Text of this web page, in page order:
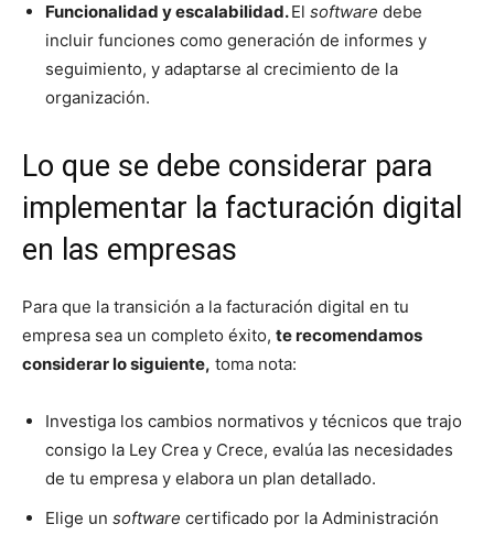
Funcionalidad y escalabilidad.El software debe
incluir funciones como generación de informes y
seguimiento, y adaptarse al crecimiento de la
organización.
Lo que se debe considerar para
implementar la facturación digital
en las empresas
Para que la transición a la facturación digital en tu
empresa sea un completo éxito, te recomendamos
considerar lo siguiente, toma nota:
Investiga los cambios normativos y técnicos que trajo
consigo la Ley Crea y Crece, evalúa las necesidades
de tu empresa y elabora un plan detallado.
Elige un software certificado por la Administración